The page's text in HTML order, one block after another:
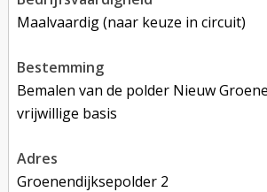
Maalvaardig (naar keuze in circuit)
bestemming
Bemalen van de polder Nieuw Groenendijk, thans op
vrijwillige basis
adres
Groenendijksepolder 2